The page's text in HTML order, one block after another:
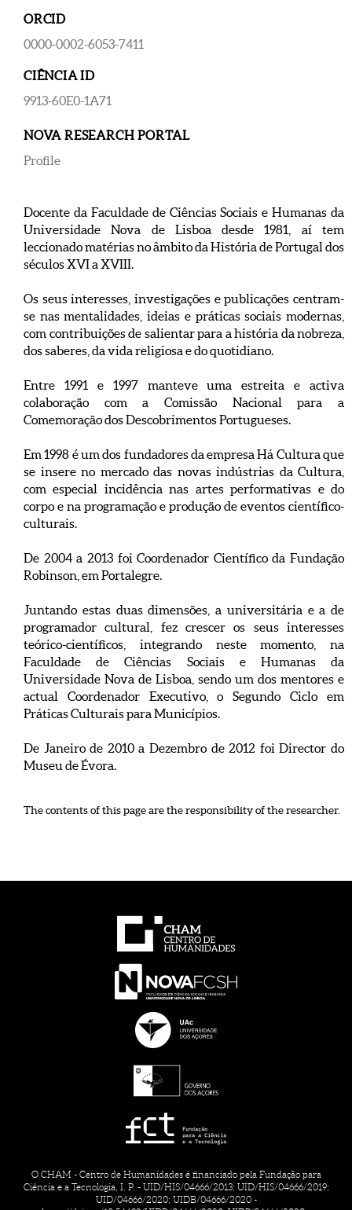
ORCID
0000-0002-6053-7411
CIÊNCIA ID
9913-60E0-1A71
NOVA RESEARCH PORTAL
Profile
Docente da Faculdade de Ciências Sociais e Humanas da
Universidade Nova de Lisboa desde 1981, aí tem
leccionado matérias no âmbito da História de Portugal dos
séculos XVI a XVIII.
Os seus interesses, investigações e publicações centram-
se nas mentalidades, ideias e práticas sociais modernas,
com contribuições de salientar para a história da nobreza,
dos saberes, da vida religiosa e do quotidiano.
Entre 1991 e 1997 manteve uma estreita e activa
colaboração com a Comissão Nacional para a
Comemoração dos Descobrimentos Portugueses.
Em 1998 é um dos fundadores da empresa Há Cultura que
se insere no mercado das novas indústrias da Cultura,
com especial incidência nas artes performativas e do
corpo e na programação e produção de eventos científico-
culturais.
De 2004 a 2013 foi Coordenador Científico da Fundação
Robinson, em Portalegre.
Juntando estas duas dimensões, a universitária e a de
programador cultural, fez crescer os seus interesses
teórico-científicos, integrando neste momento, na
Faculdade de Ciências Sociais e Humanas da
Universidade Nova de Lisboa, sendo um dos mentores e
actual Coordenador Executivo, o Segundo Ciclo em
Práticas Culturais para Municípios.
De Janeiro de 2010 a Dezembro de 2012 foi Director do
Museu de Évora.
The contents of this page are the responsibility of the researcher.
O CHAM - Centro de Humanidades é financiado pela Fundação para
Ciência e a Tecnologia, I. P. - UID/HIS/04666/2013; UID/HIS/04666/2019;
UID/04666/2020; UIDB/04666/2020 -